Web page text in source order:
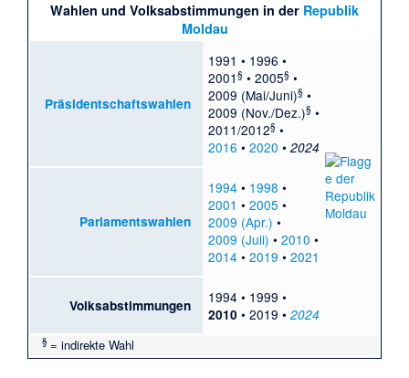
Wahlen und Volksabstimmungen in der Republik
Moldau
Präsidentschaftswahlen
1991 • 1996 •
2001 §• 2005§•
2009 (Mai/Juni)§•
2009 (Nov./Dez.)§•
2011/2012§•
2016 • 2020 • 2024
Parlamentswahlen
1994• 1998 •
2001 • 2005 •
2009 (Apr.) •
2009 (Juli) • 2010 •
2014• 2019 • 2021
Volksabstimmungen 1994• 1999 •
2010 • 2019 • 2024
§ = indirekte Wahl